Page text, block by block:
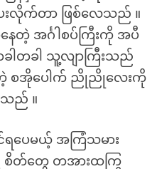
းလိုက်တာ ဖြစ်လေသည် ။
ေတဲ့ အင်္ဂါစပ်ကြီးကို အပီ
ါတခါ သူ့လျာကြီးသည်
တဲ့ စအိုပေါက် ညိုညိုလေးကို
သည် ။
ပေမယ့် အကြံသမား
ရဲ့ စိတ်တွေ တအားထကြွ